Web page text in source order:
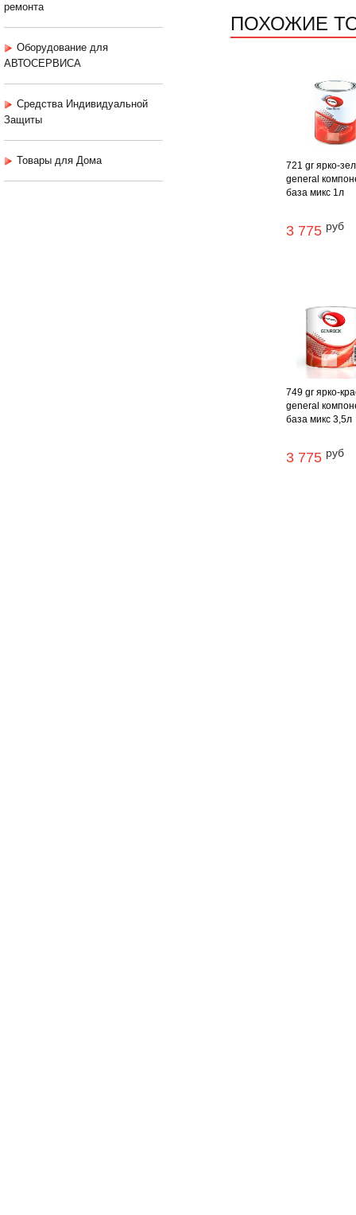
ремонта
Оборудование для
АВТОСЕРВИСА
Средства Индивидуальной
Защиты
Товары для Дома
ПОХОЖИЕ
721 gr ярко-
general
база микс 1л
3 775 руб
749 gr ярко-
general
база микс 3,5л
3 775 руб